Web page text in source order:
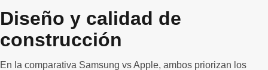
Diseño y calidad de
construcción
En la comparativa Samsung vs Apple, ambos priorizan los